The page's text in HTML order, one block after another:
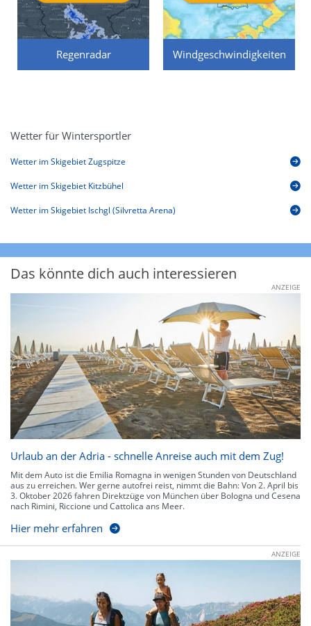
Regenradar Windgeschwindigkeiten
Wetter für Wintersportler
Wetter im Skigebiet Zugspitze
Wetter im Skigebiet Kitzbühel
Wetter im Skigebiet Ischgl (Silvretta Arena)
Das könnte dich auch interessieren
ANZEIGE
Urlaub an der Adria - schnelle Anreise auch mit dem Zug!
Mit dem Auto ist die Emilia Romagna in wenigen Stunden von Deutschland
aus zu erreichen. Wer gerne autofrei reist, nimmt die Bahn: Von 2. April bis
3. Oktober 2026 fahren Direktzüge von München über Bologna und Cesena
nach Rimini, Riccione und Cattolica ans Meer.
Hier mehr erfahren
ANZEIGE